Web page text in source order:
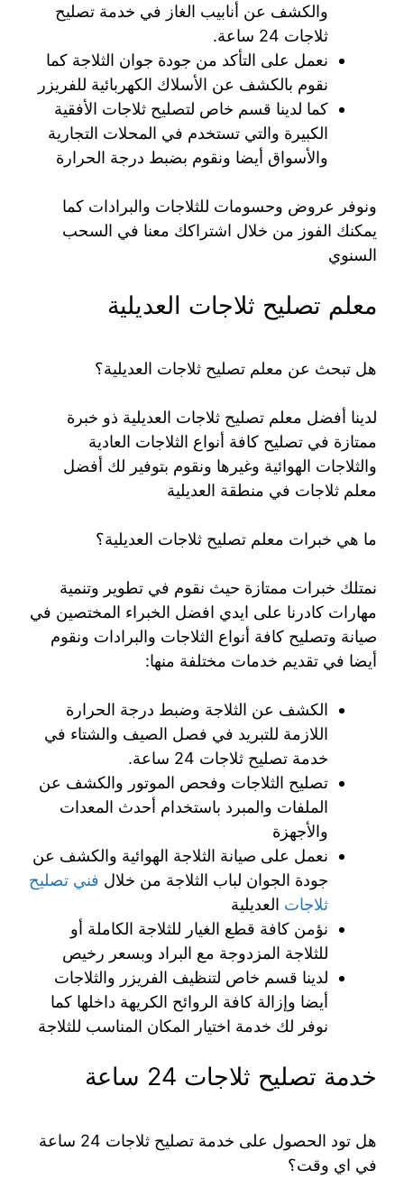
والكشف عن أنابيب الغاز في خدمة تصليح
ثلاجات 24 ساعة.
نعمل على التأكد من جودة جوان الثلاجة كما
نقوم بالكشف عن الأسلاك الكهربائية للفريزر
كما لدينا قسم خاص لتصليح ثلاجات الأفقية
الكبيرة والتي تستخدم في المحلات التجارية
والأسواق أيضا ونقوم بضبط درجة الحرارة
ونوفر عروض وحسومات للثلاجات والبرادات كما
يمكنك الفوز من خلال اشتراكك معنا في السحب
السنوي
معلم تصليح ثلاجات العديلية
هل تبحث عن معلم تصليح ثلاجات العديلية؟
لدينا أفضل معلم تصليح ثلاجات العديلية ذو خبرة
ممتازة في تصليح كافة أنواع الثلاجات العادية
والثلاجات الهوائية وغيرها ونقوم بتوفير لك أفضل
معلم ثلاجات في منطقة العديلية
ما هي خبرات معلم تصليح ثلاجات العديلية؟
نمتلك خبرات ممتازة حيث نقوم في تطوير وتنمية
مهارات كادرنا على ايدي افضل الخبراء المختصين في
صيانة وتصليح كافة أنواع الثلاجات والبرادات ونقوم
أيضا في تقديم خدمات مختلفة منها:
الكشف عن الثلاجة وضبط درجة الحرارة
اللازمة للتبريد في فصل الصيف والشتاء في
خدمة تصليح ثلاجات 24 ساعة.
تصليح الثلاجات وفحص الموتور والكشف عن
الملفات والمبرد باستخدام أحدث المعدات
والأجهزة
نعمل على صيانة الثلاجة الهوائية والكشف عن
جودة الجوان لباب الثلاجة من خلال فني تصليح
ثلاجات العديلية
نؤمن كافة قطع الغيار للثلاجة الكاملة أو
للثلاجة المزدوجة مع البراد وبسعر رخيص
لدينا قسم خاص لتنظيف الفريزر والثلاجات
أيضا وإزالة كافة الروائح الكريهة داخلها كما
نوفر لك خدمة اختيار المكان المناسب للثلاجة
خدمة تصليح ثلاجات 24 ساعة
هل تود الحصول على خدمة تصليح ثلاجات 24 ساعة
في اي وقت؟